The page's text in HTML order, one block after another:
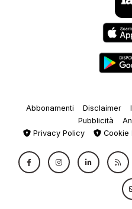
Abbonamenti Disclaimer
Pubblicità
Privacy Policy
Cookie